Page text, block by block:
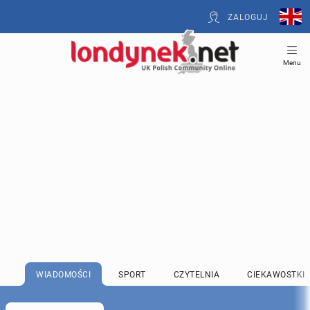
ZALOGUJ
Menu
WIADOMOŚCI SPORT CZYTELNIA CIEKAWOSTKI